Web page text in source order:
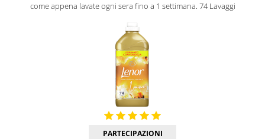
come appena lavate ogni sera fino a 1 settimana. 74 Lavaggi
PARTECIPAZIONI